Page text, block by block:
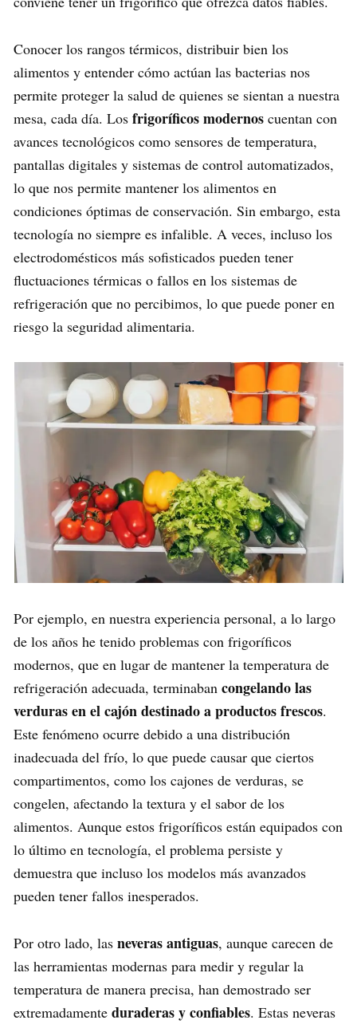
Conocer los rangos térmicos, distribuir bien los
alimentos y entender cómo actúan las bacterias nos
permite proteger la salud de quienes se sientan a nuestra
mesa, cada día. Los frigoríficos modernos cuentan con
avances tecnológicos como sensores de temperatura,
pantallas digitales y sistemas de control automatizados,
lo que nos permite mantener los alimentos en
condiciones óptimas de conservación. Sin embargo, esta
tecnología no siempre es infalible. A veces, incluso los
electrodomésticos más sofisticados pueden tener
fluctuaciones térmicas o fallos en los sistemas de
refrigeración que no percibimos, lo que puede poner en
riesgo la seguridad alimentaria.
Por ejemplo, en nuestra experiencia personal, a lo largo
de los años he tenido problemas con frigoríficos
modernos, que en lugar de mantener la temperatura de
refrigeración adecuada, terminaban congelando las
verduras en el cajón destinado a productos frescos.
Este fenómeno ocurre debido a una distribución
inadecuada del frío, lo que puede causar que ciertos
compartimentos, como los cajones de verduras, se
congelen, afectando la textura y el sabor de los
alimentos. Aunque estos frigoríficos están equipados con
lo último en tecnología, el problema persiste y
demuestra que incluso los modelos más avanzados
pueden tener fallos inesperados.
Por otro lado, las neveras antiguas, aunque carecen de
las herramientas modernas para medir y regular la
temperatura de manera precisa, han demostrado ser
extremadamente duraderas y confiables. Estas neveras